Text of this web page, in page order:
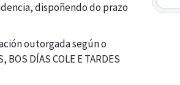
dispoñendo do prazo
outorgada según o
BOS DÍAS COLE E TARDES